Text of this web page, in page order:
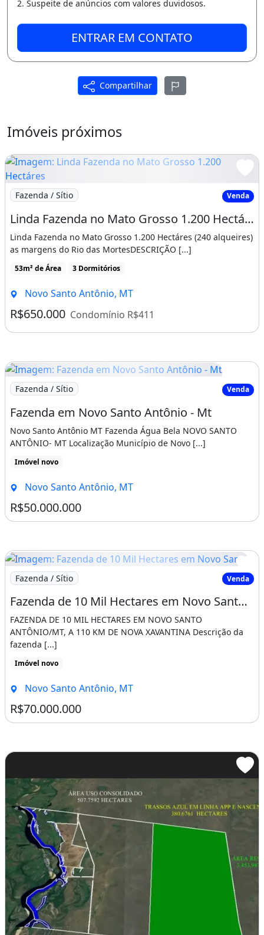
2. Suspeite de anúncios com valores duvidosos.
ENTRAR EM CONTATO
Compartilhar
Imóveis próximos
Imagem: Linda Fazenda no Mato Grosso 1.200 Hectáres
Fazenda / Sítio Venda
Linda Fazenda no Mato Grosso 1.200 Hectáres (240 Alqueires) as Margens do Rio das Mortes
Linda Fazenda no Mato Grosso 1.200 Hectáres (240 alqueires)
as margens do Rio das MortesDESCRIÇÃO [...]
53m² de Área 3 Dormitórios
Novo Santo Antônio, MT
R$650.000 Condomínio R$411
Imagem: Fazenda em Novo Santo Antônio - Mt
Fazenda / Sítio Venda
Fazenda em Novo Santo Antônio - Mt
Novo Santo Antônio MT Fazenda Água Bela NOVO SANTO
ANTÔNIO- MT Localização Município de Novo [...]
Imóvel novo
Novo Santo Antônio, MT
R$50.000.000
Imagem: Fazenda de 10 Mil Hectares em Novo Santo
Fazenda / Sítio Venda
Fazenda de 10 Mil Hectares em Novo Santo Antônio/Mt, a 110 Km de Nova Xavantina
FAZENDA DE 10 MIL HECTARES EM NOVO SANTO
ANTÔNIO/MT, A 110 KM DE NOVA XAVANTINA Descrição da
fazenda [...]
Imóvel novo
Novo Santo Antônio, MT
R$70.000.000